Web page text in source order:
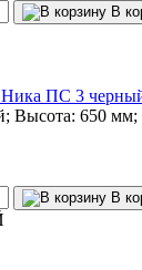
В
Ника ПС 3
Высота: 650
В